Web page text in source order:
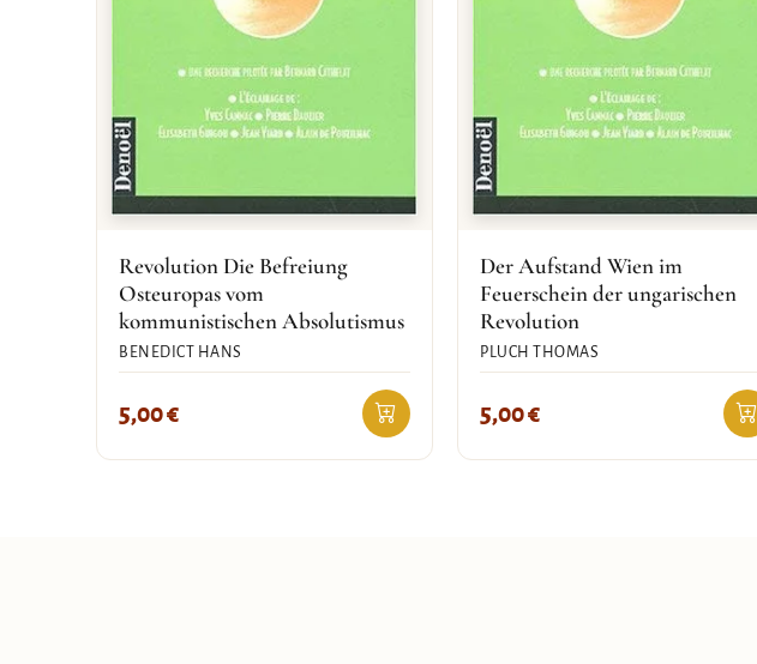
Revolution Die Befreiung
Osteuropas vom
kommunistischen Absolutismus
BENEDICT HANS
5,00€
Der Aufstand Wien im
Feuerschein der ungarischen
Revolution
PLUCH THOMAS
5,00€